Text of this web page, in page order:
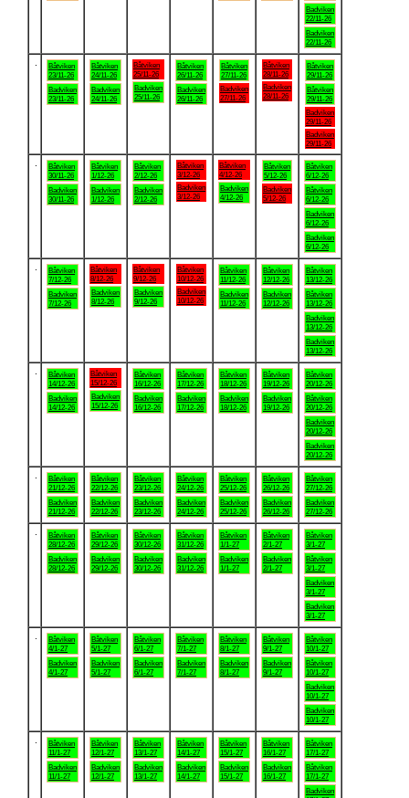
Badviken
22/11-26
Badviken
22/11-26
Båtviken
23/11-26
Badviken
23/11-26
Båtviken
24/11-26
Badviken
24/11-26
Båtviken
25/11-26
Badviken
25/11-26
Båtviken
26/11-26
Badviken
26/11-26
Båtviken
27/11-26
Badviken
27/11-26
Båtviken
28/11-26
Badviken
28/11-26
Båtviken
29/11-26
Båtviken
29/11-26
Badviken
29/11-26
Badviken
29/11-26
Båtviken
30/11-26
Badviken
30/11-26
Båtviken
1/12-26
Badviken
1/12-26
Båtviken
2/12-26
Badviken
2/12-26
Båtviken
3/12-26
Badviken
3/12-26
Båtviken
4/12-26
Badviken
4/12-26
Båtviken
5/12-26
Badviken
5/12-26
Båtviken
6/12-26
Båtviken
6/12-26
Badviken
6/12-26
Badviken
6/12-26
Båtviken
7/12-26
Badviken
7/12-26
Båtviken
8/12-26
Badviken
8/12-26
Båtviken
9/12-26
Badviken
9/12-26
Båtviken
10/12-26
Badviken
10/12-26
Båtviken
11/12-26
Badviken
11/12-26
Båtviken
12/12-26
Badviken
12/12-26
Båtviken
13/12-26
Båtviken
13/12-26
Badviken
13/12-26
Badviken
13/12-26
Båtviken
14/12-26
Badviken
14/12-26
Båtviken
15/12-26
Badviken
15/12-26
Båtviken
16/12-26
Badviken
16/12-26
Båtviken
17/12-26
Badviken
17/12-26
Båtviken
18/12-26
Badviken
18/12-26
Båtviken
19/12-26
Badviken
19/12-26
Båtviken
20/12-26
Båtviken
20/12-26
Badviken
20/12-26
Badviken
20/12-26
Båtviken
21/12-26
Badviken
21/12-26
Båtviken
22/12-26
Badviken
22/12-26
Båtviken
23/12-26
Badviken
23/12-26
Båtviken
24/12-26
Badviken
24/12-26
Båtviken
25/12-26
Badviken
25/12-26
Båtviken
26/12-26
Badviken
26/12-26
Båtviken
27/12-26
Badviken
27/12-26
Båtviken
28/12-26
Badviken
28/12-26
Båtviken
29/12-26
Badviken
29/12-26
Båtviken
30/12-26
Badviken
30/12-26
Båtviken
31/12-26
Badviken
31/12-26
Båtviken
1/1-27
Badviken
1/1-27
Båtviken
2/1-27
Badviken
2/1-27
Båtviken
3/1-27
Båtviken
3/1-27
Badviken
3/1-27
Badviken
3/1-27
Båtviken
4/1-27
Badviken
4/1-27
Båtviken
5/1-27
Badviken
5/1-27
Båtviken
6/1-27
Badviken
6/1-27
Båtviken
7/1-27
Badviken
7/1-27
Båtviken
8/1-27
Badviken
8/1-27
Båtviken
9/1-27
Badviken
9/1-27
Båtviken
10/1-27
Båtviken
10/1-27
Badviken
10/1-27
Badviken
10/1-27
Båtviken
11/1-27
Badviken
11/1-27
Båtviken
12/1-27
Badviken
12/1-27
Båtviken
13/1-27
Badviken
13/1-27
Båtviken
14/1-27
Badviken
14/1-27
Båtviken
15/1-27
Badviken
15/1-27
Båtviken
16/1-27
Badviken
16/1-27
Båtviken
17/1-27
Båtviken
17/1-27
Badviken